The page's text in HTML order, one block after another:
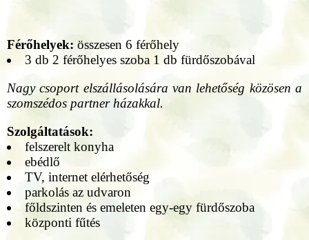
Férőhelyek: összesen 6 férőhely
3 db 2 férőhelyes szoba 1 db fürdőszobával
Nagy csoport elszállásolására van lehetőség közösen a
szomszédos partner házakkal.
Szolgáltatások:
felszerelt konyha
ebédlő
TV, internet elérhetőség
parkolás az udvaron
főldszinten és emeleten egy-egy fürdőszoba
központi fűtés